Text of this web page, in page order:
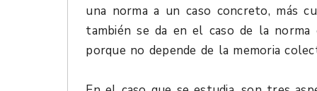
una norma a un caso concreto, más
también se da en el caso de la norma
porque no depende de la memoria